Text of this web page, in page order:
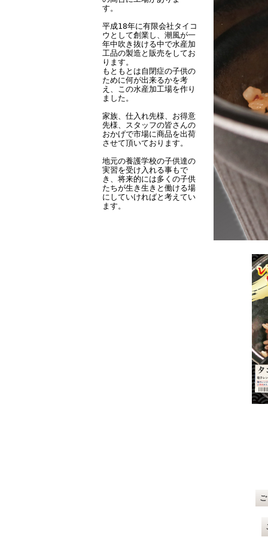
す。
平成18年に有限会社タイコ
ウとして創業し、潮風が一
年中吹き抜ける中で水産加
工品の製造と販売をしてお
ります。
もともとは自閉症の子供の
ために何が出来るかを考
え、この水産加工場を作り
ました。
家族、仕入れ先様、お得意
先様、スタッフの皆さんの
おかげで市場に商品を出荷
させて頂いております。
地元の養護学校の子供達の
実習を受け入れる事もで
き、将来的には多くの子供
たちが生き生きと働ける場
にしていければと考えてい
ます。